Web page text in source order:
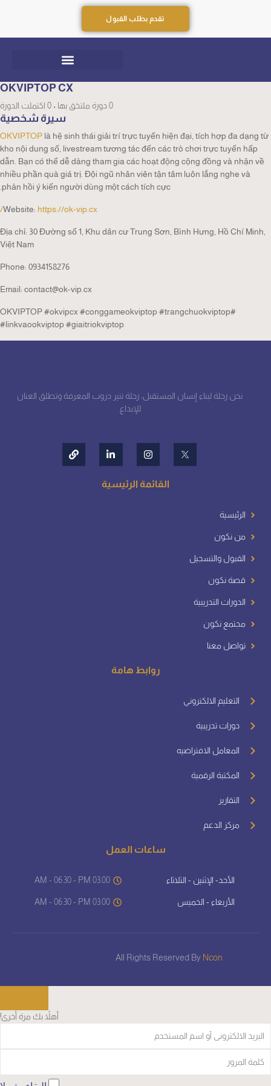
تقدم بطلب القبول
OKVIPTOP CX
0دورة ملتحَق بها •
0 اكتملت الدورة
سيرة شخصية
OKVIPTOP là hệ sinh thái giải trí trực tuyến hiện đại, tích hợp đa dạng từ
kho nội dung số, livestream tương tác đến các trò chơi trực tuyến hấp
dẫn. Bạn có thể dễ dàng tham gia các hoạt động cộng đồng và nhận về
nhiều phần quà giá trị. Đội ngũ nhân viên tận tâm luôn lắng nghe và
phản hồi ý kiến người dùng một cách tích cực.
Website: https://ok-vip.cx/
Địa chỉ: 30 Đường số 1, Khu dân cư Trung Sơn, Bình Hưng, Hồ Chí Minh,
Việt Nam
Phone: 0934158276
Email: contact@ok-vip.cx
#OKVIPTOP #okvipcx #conggameokviptop #trangchuokviptop
#linkvaookviptop #giaitriokviptop
نحن رحلة لبناء إنسان المستقبل، رحلة تنير دروب المعرفة وتطلق العنان
للإبداع.
القائمة الرئيسية
الرئيسية
من نكون
القبول والتسجيل
قصة نكون
الدورات التدريبية
مجتمع نكون
تواصل معنا
روابط هامة
التعليم الالكتروني
دورات تدريبية
المعامل الافتراضيه
المكتبة الرقمية
التقارير
مركز الدعم
ساعات العمل
الأحد- الإثنين - الثلاثاء
الأربعاء - الخميس
03.00 AM - 06.30 - PM
03.00 AM - 06.30 - PM
All Rights Reserved By Ncon
أهلاً بك مرة أخرى!